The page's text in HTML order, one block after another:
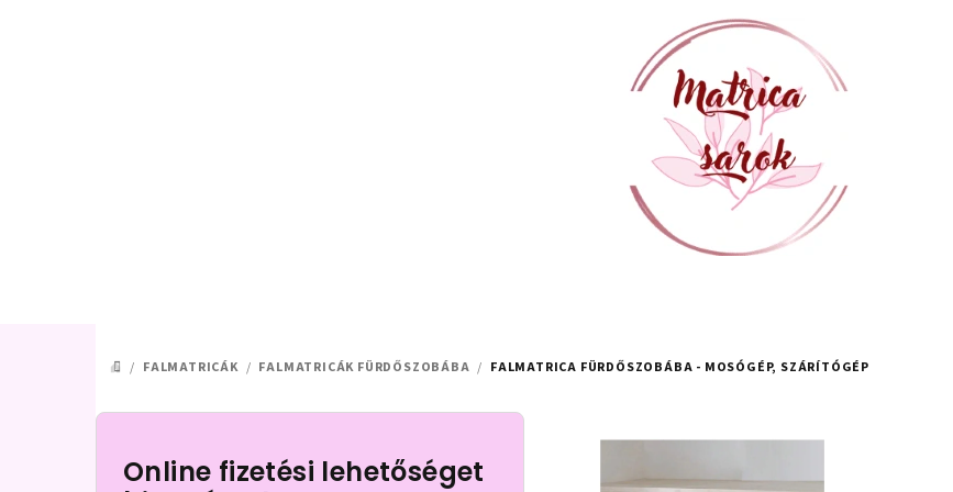
KEZDŐLAP
/ FALMATRICÁK / FALMATRICÁK FÜRDŐSZOBÁBA / FALMATRICA FÜRDŐSZOBÁBA - MOSÓGÉP, SZÁRÍTÓGÉP
O
Online fizetési lehetőséget